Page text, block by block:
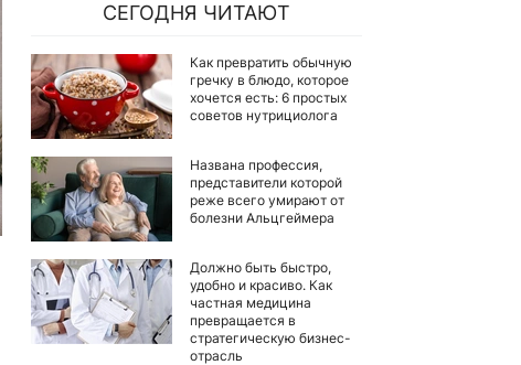
СЕГОДНЯ ЧИТАЮТ
Как превратить обычную
гречку в блюдо, которое
хочется есть: 6 простых
советов нутрициолога
Названа профессия,
представители которой
реже всего умирают от
болезни Альцгеймера
Должно быть быстро,
удобно и красиво. Как
частная медицина
превращается в
стратегическую бизнес-
отрасль